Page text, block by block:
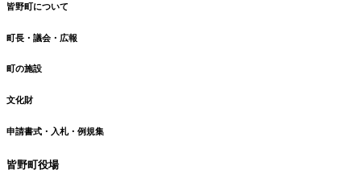
皆野町について
町長・議会・広報
町の施設
文化財
申請書式・入札・例規集
皆野町役場